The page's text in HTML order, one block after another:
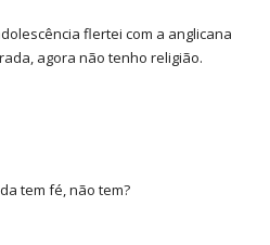
flertei com a anglicana
agora não tenho religião.
tem fé, não tem?